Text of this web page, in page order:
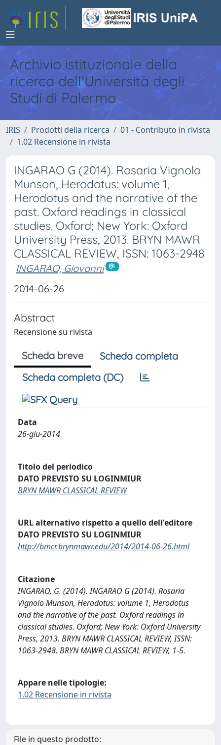
Archivio istituzionale della
ricerca dell'Università degli
Studi di Palermo
IRIS Prodotti della ricerca
01 - Contributo in rivista
1.02 Recensione in rivista
INGARAO G (2014). Rosaria Vignolo
Munson, Herodotus: volume 1,
Herodotus and the narrative of the
past. Oxford readings in classical
studies. Oxford; New York: Oxford
University Press, 2013. BRYN MAWR
CLASSICAL REVIEW, ISSN: 1063-2948
INGARAO, Giovanni
2014-06-26
Abstract
Recensione su rivista
Scheda breve
Scheda completa
Scheda completa (DC)
Data
26-giu-2014
Titolo del periodico
DATO PREVISTO SU LOGINMIUR
BRYN MAWR CLASSICAL REVIEW
URL alternativo rispetto a quello dell'editore
DATO PREVISTO SU LOGINMIUR
http://bmcr.brynmawr.edu/2014/2014-06-26.html
Citazione
INGARAO, G. (2014). INGARAO G (2014). Rosaria
Vignolo Munson, Herodotus: volume 1, Herodotus
and the narrative of the past. Oxford readings in
classical studies. Oxford; New York: Oxford University
Press, 2013. BRYN MAWR CLASSICAL REVIEW, ISSN:
1063-2948. BRYN MAWR CLASSICAL REVIEW, 1-5.
Appare nelle tipologie:
1.02 Recensione in rivista
File in questo prodotto: